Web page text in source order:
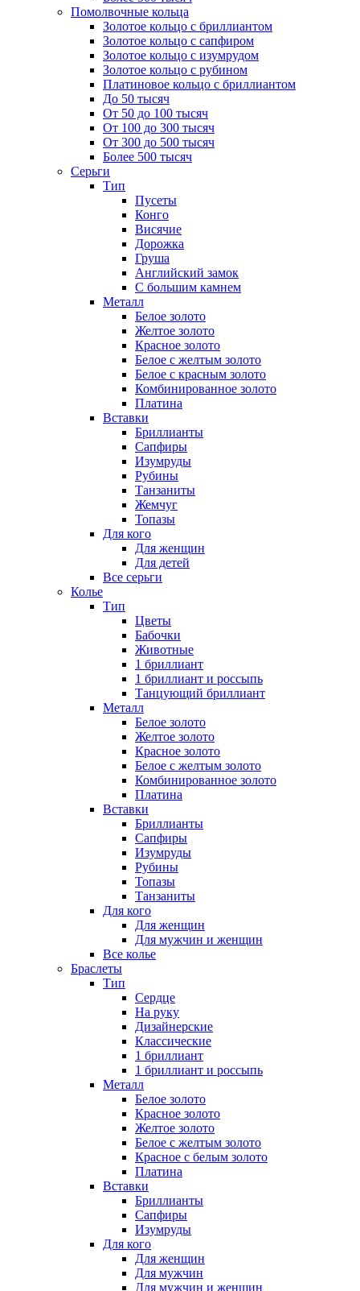
Помолвочные кольца
Золотое кольцо с бриллиантом
Золотое кольцо с сапфиром
Золотое кольцо с изумрудом
Золотое кольцо с рубином
Платиновое кольцо с бриллиантом
До 50 тысяч
От 50 до 100 тысяч
От 100 до 300 тысяч
От 300 до 500 тысяч
Более 500 тысяч
Серьги
Тип
Пусеты
Конго
Висячие
Дорожка
Груша
Английский замок
С большим камнем
Металл
Белое золото
Желтое золото
Красное золото
Белое с желтым золото
Белое с красным золото
Комбинированное золото
Платина
Вставки
Бриллианты
Сапфиры
Изумруды
Рубины
Танзаниты
Жемчуг
Топазы
Для кого
Для женщин
Для детей
Все серьги
Колье
Тип
Цветы
Бабочки
Животные
1 бриллиант
1 бриллиант и россыпь
Танцующий бриллиант
Металл
Белое золото
Желтое золото
Красное золото
Белое с желтым золото
Комбинированное золото
Платина
Вставки
Бриллианты
Сапфиры
Изумруды
Рубины
Топазы
Танзаниты
Для кого
Для женщин
Для мужчин и женщин
Все колье
Браслеты
Тип
Сердце
На руку
Дизайнерские
Классические
1 бриллиант
1 бриллиант и россыпь
Металл
Белое золото
Красное золото
Желтое золото
Белое с желтым золото
Красное с белым золото
Платина
Вставки
Бриллианты
Сапфиры
Изумруды
Для кого
Для женщин
Для мужчин
Для мужчин и женщин